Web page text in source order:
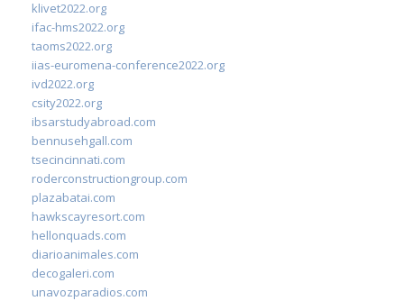
klivet2022.org
ifac-hms2022.org
taoms2022.org
iias-euromena-conference2022.org
ivd2022.org
csity2022.org
ibsarstudyabroad.com
bennusehgall.com
tsecincinnati.com
roderconstructiongroup.com
plazabatai.com
hawkscayresort.com
hellonquads.com
diarioanimales.com
decogaleri.com
unavozparadios.com